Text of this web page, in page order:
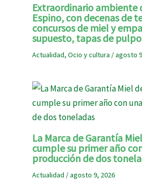
Extraordinario ambiente
Espino, con decenas de
concursos de miel y
supuesto, tapas de pulpo
Actualidad, Ocio y cultura /agosto
La Marca de Garantía
cumple su primer año
producción de dos
Actualidad /agosto 9, 2026